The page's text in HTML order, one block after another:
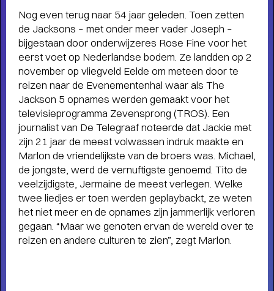
OVER TULIP TOWN- Operette, punk,
humor, liefde en kartonnen magie
Nog even terug naar 54 jaar geleden. Toen zetten
de Jacksons – met onder meer vader Joseph –
bijgestaan door onderwijzeres Rose Fine voor het
eerst voet op Nederlandse bodem. Ze landden op 2
november op vliegveld Eelde om meteen door te
reizen naar de Evenementenhal waar als The
Jackson 5 opnames werden gemaakt voor het
televisieprogramma Zevensprong (TROS). Een
journalist van De Telegraaf noteerde dat Jackie met
zijn 21 jaar de meest volwassen indruk maakte en
Marlon de vriendelijkste van de broers was. Michael,
de jongste, werd de vernuftigste genoemd. Tito de
veelzijdigste, Jermaine de meest verlegen. Welke
twee liedjes er toen werden geplaybackt, ze weten
het niet meer en de opnames zijn jammerlijk verloren
gegaan. “Maar we genoten ervan de wereld over te
reizen en andere culturen te zien”, zegt Marlon.